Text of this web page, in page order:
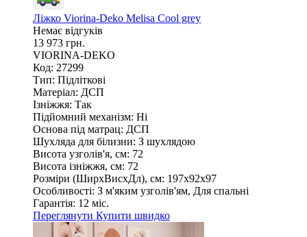
Ліжко Viorina-Deko Melisa Cool grey
Немає відгуків
13 973 грн.
VIORINA-DEKO
Код: 27299
Тип: Підліткові
Матеріал: ДСП
Ізніжжя: Так
Підйомний механізм: Ні
Основа під матрац: ДСП
Шухляда для білизни: З шухлядою
Висота узголів'я, см: 72
Висота ізніжжя, см: 72
Розміри (ШирxВисxДл), см: 197х92х97
Особливості: З м'яким узголів'ям, Для спальні
Гарантія: 12 міс.
Переглянути Купити швидко